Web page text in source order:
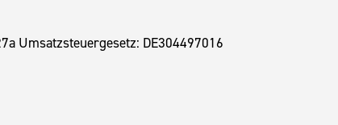
Umsatzsteuergesetz: DE304497016